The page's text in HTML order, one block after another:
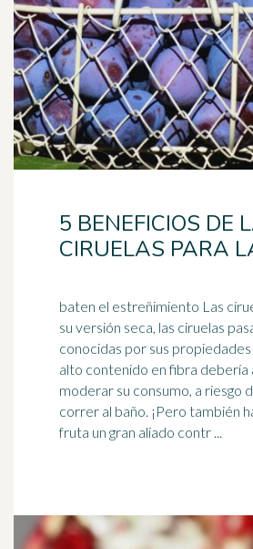
5 BENEFICIOS DE
CIRUELAS PARA
baten el estreñimiento Las
su versión seca, las ciruelas
conocidas por sus propiedades
alto contenido enfibra debería
moderar su consumo, a riesgo
correr al baño. ¡Pero también hace de esta
fruta un gran aliado contr ...